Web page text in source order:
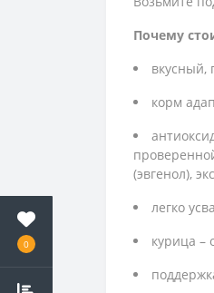
0
Почему
вкусный,
корм
(эвгенол),
легко
курица –